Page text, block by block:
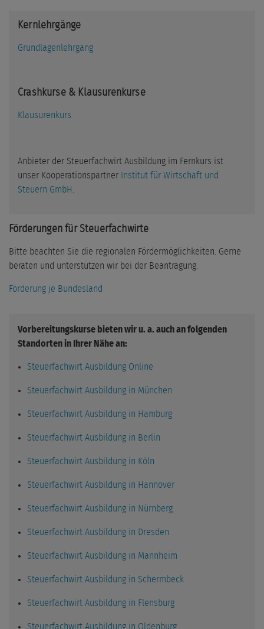
Kernlehrgänge
Grundlagenlehrgang
Crashkurse & Klausurenkurse
Klausurenkurs
Anbieter der Steuerfachwirt Ausbildung im Fernkurs ist
unser Kooperationspartner Institut für Wirtschaft und
Steuern GmbH
Förderungen für Steuerfachwirte
Bitte beachten Sie die regionalen Fördermöglichkeiten. Gerne
beraten und unterstützen wir bei der Beantragung.
Förderung je Bundesland
Vorbereitungskurse bieten wir u. a. auch an folgenden
Standorten in Ihrer Nähe an:
Steuerfachwirt Ausbildung Online
Steuerfachwirt Ausbildung in München
Steuerfachwirt Ausbildung in Hamburg
Steuerfachwirt Ausbildung in Berlin
Steuerfachwirt Ausbildung in Köln
Steuerfachwirt Ausbildung in Hannover
Steuerfachwirt Ausbildung in Nürnberg
Steuerfachwirt Ausbildung in Dresden
Steuerfachwirt Ausbildung in Mannheim
Steuerfachwirt Ausbildung in Schermbeck
Steuerfachwirt Ausbildung in Flensburg
Steuerfachwirt Ausbildung in Oldenburg